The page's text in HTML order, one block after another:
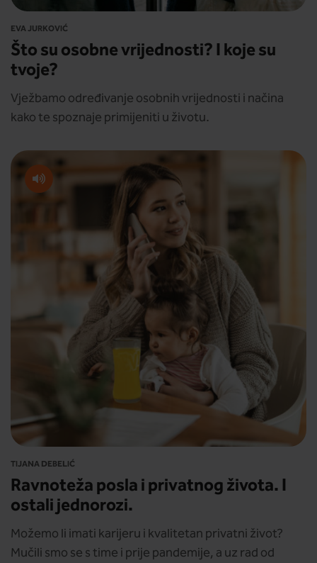
EVA JURKOVIĆ
Što su osobne vrijednosti? I koje su
tvoje?
Vježbamo određivanje osobnih vrijednosti i načina
kako te spoznaje primijeniti u životu.
TIJANA DEBELIĆ
Ravnoteža posla i privatnog života. I
ostali jednorozi.
Možemo li imati karijeru i kvalitetan privatni život?
Mučili smo se s time i prije pandemije, a uz rad od